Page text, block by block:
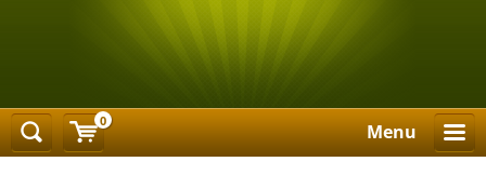
Menu
0